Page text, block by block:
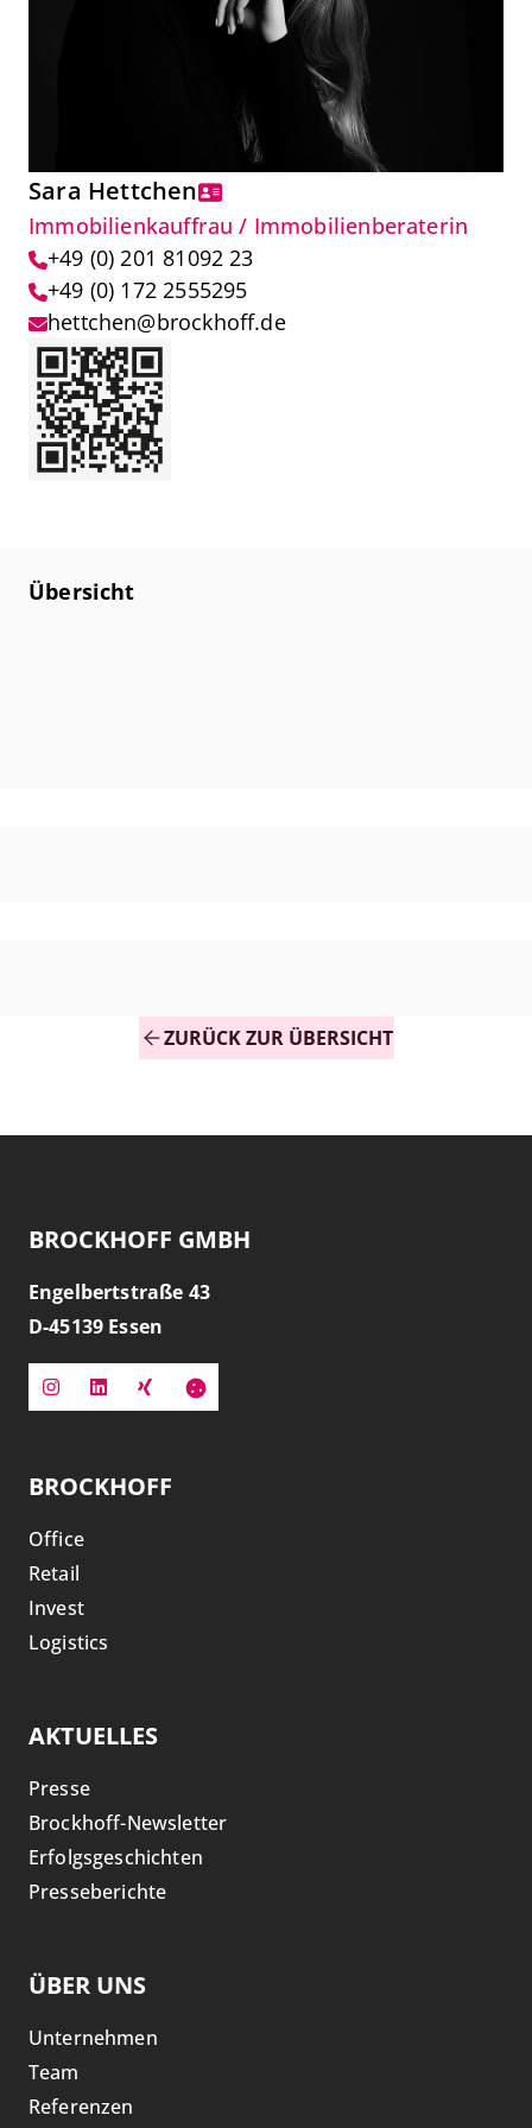
Sara Hettchen
Immobilienkauffrau / Immobilienberaterin
+49 (0) 201 81092 23
+49 (0) 172 2555295
hettchen@brockhoff.de
Übersicht
ZURÜCK ZUR ÜBERSICHT
BROCKHOFF GMBH
Engelbertstraße 43
D-45139 Essen
BROCKHOFF
Office
Retail
Invest
Logistics
AKTUELLES
Presse
Brockhoff-Newsletter
Erfolgsgeschichten
Presseberichte
ÜBER UNS
Unternehmen
Team
Referenzen